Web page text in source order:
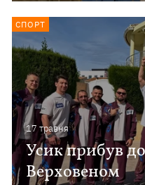
17 травня
Усик прибув
Верховеном
СПОРТ